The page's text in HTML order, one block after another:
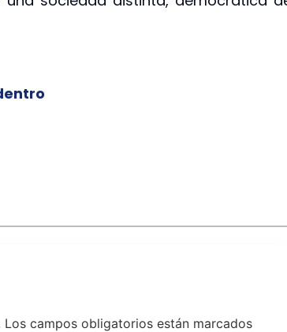
Los campos obligatorios están marcados